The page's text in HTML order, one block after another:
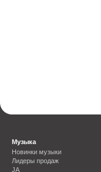
Музыка
Новинки музыки
Лидеры продаж
JA